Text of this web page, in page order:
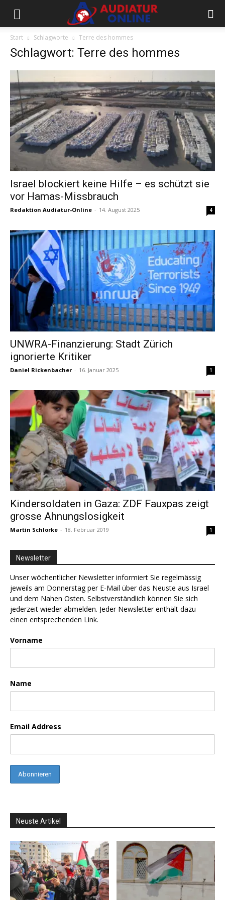
Start Schlagworte Terre des hommes
Schlagwort: Terre des hommes
Israel blockiert keine Hilfe – es schützt sie
vor Hamas-Missbrauch
Redaktion Audiatur-Online - 14. August 2025 4
UNWRA-Finanzierung: Stadt Zürich
ignorierte Kritiker
Daniel Rickenbacher - 16. Januar 2025 1
Kindersoldaten in Gaza: ZDF Fauxpas zeigt
grosse Ahnungslosigkeit
Martin Schlorke - 18. Februar 2019 1
Newsletter
Unser wöchentlicher Newsletter informiert Sie regelmässig
jeweils am Donnerstag per E-Mail über das Neuste aus Israel
und dem Nahen Osten. Selbstverständlich können Sie sich
jederzeit wieder abmelden. Jeder Newsletter enthält dazu
einen entsprechenden Link.
Vorname
Name
Email Address
Neuste Artikel